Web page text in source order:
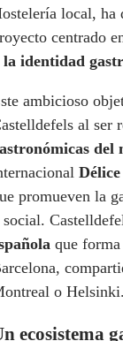
local, ha
centrado
la identidad
ambicioso
al ser
del
promueven la
que
o Helsinki.
ecosistema